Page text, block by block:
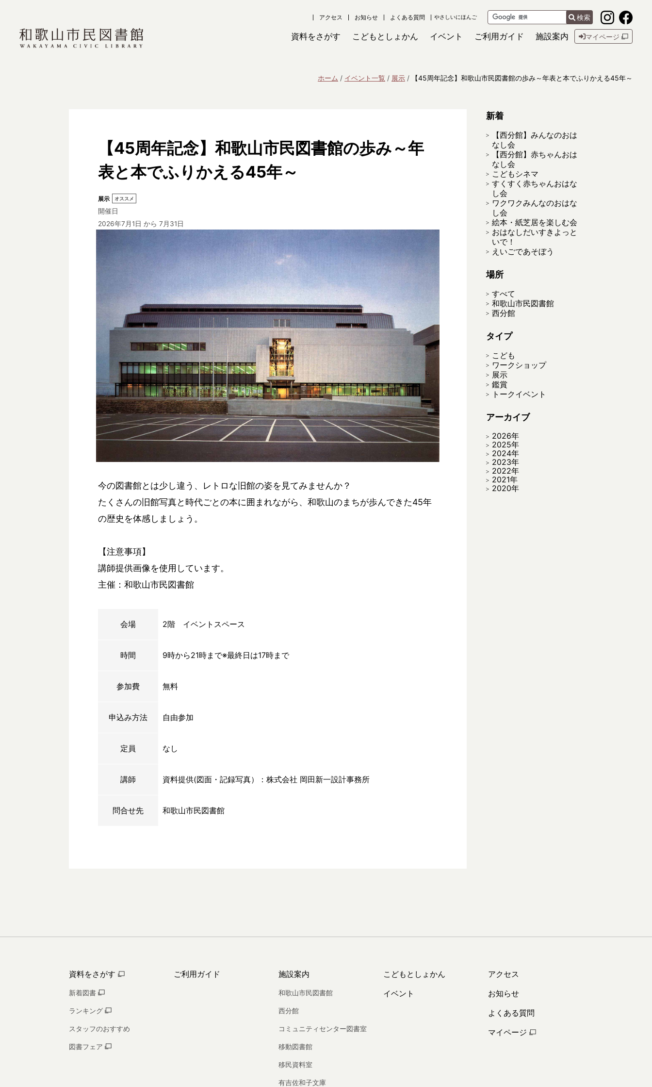
アクセス お知らせ よくある質問 やさしいにほんご 検索
資料をさがす こどもとしょかん イベント ご利用ガイド 施設案内 マイページ
ホーム イベント一覧 展示 【45周年記念】和歌山市民図書館の歩み～年表と本でふりかえる45年～
【45周年記念】和歌山市民図書館の歩み～年
表と本でふりかえる45年～
展示 オススメ
開催日
2026年7月1日 から 7月31日
今の図書館とは少し違う、レトロな旧館の姿を見てみませんか？
たくさんの旧館写真と時代ごとの本に囲まれながら、和歌山のまちが歩んできた45年
の歴史を体感しましょう。
【注意事項】
講師提供画像を使用しています。
主催：和歌山市民図書館
会場 2階 イベントスペース
時間 9時から21時まで※最終日は17時まで
参加費 無料
申込み方法 自由参加
定員 なし
講師 資料提供(図面・記録写真）：株式会社 岡田新一設計事務所
問合せ先 和歌山市民図書館
新着
【西分館】みんなのおは
なし会
【西分館】赤ちゃんおは
なし会
こどもシネマ
すくすく赤ちゃんおはな
し会
ワクワクみんなのおはな
し会
絵本・紙芝居を楽しむ会
おはなしだいすきよっと
いで！
えいごであそぼう
場所
すべて
和歌山市民図書館
西分館
タイプ
こども
ワークショップ
展示
鑑賞
トークイベント
アーカイブ
2026年
2025年
2024年
2023年
2022年
2021年
2020年
資料をさがす
新着図書
ランキング
スタッフのおすすめ
図書フェア
ご利用ガイド 施設案内
和歌山市民図書館
西分館
コミュニティセンター図書室
移動図書館
移民資料室
有吉佐和子文庫
こどもとしょかん
イベント
アクセス
お知らせ
よくある質問
マイページ